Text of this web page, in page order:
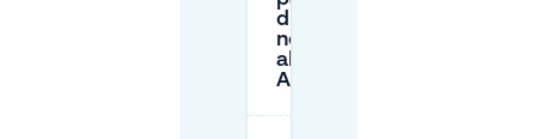
durante la
notte vicino
al Café
Arnhem?